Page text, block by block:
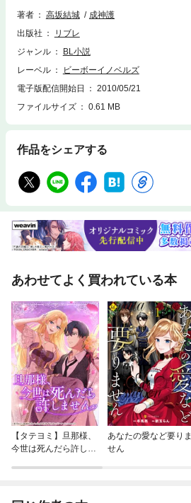
著者 高坂結城
成神護
出版社
リブレ
ジャンル
BL小説
レーベル
ビーボーイノベルズ
電子版配信開始日
2010/05/21
ファイルサイズ
0.61 MB
作品をシェアする
あわせてよく買われている本
【タテヨミ】旦那様、
今世は死んだら許しま
あなたの愛など要りま
せん